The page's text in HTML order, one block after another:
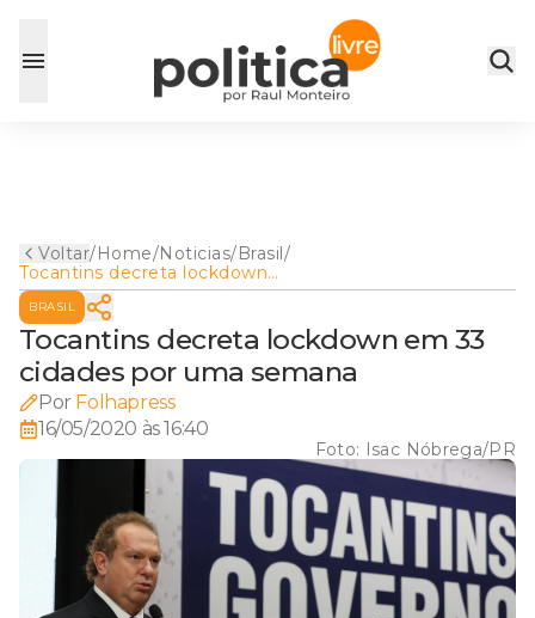
Voltar/Home/Noticias/Brasil/
Tocantins decreta lockdown
em 33 cidades por uma
semana
BRASIL
Tocantins decreta lockdown em 33
cidades por uma semana
Por Folhapress
16/05/2020 às 16:40
Foto: Isac Nóbrega/PR